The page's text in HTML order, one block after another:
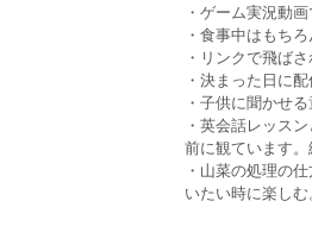
・ゲーム実況動
・食事中はもち
・リンクで飛ば
・決まった日に
・子供に聞かせ
・英会話レッス
前に観ています
・山菜の処理の
いたい時に楽しむ